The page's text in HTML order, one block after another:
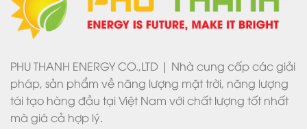
PHU THANH ENERGY CO.,LTD | Nhà cung cấp các giải
pháp, sản phẩm về năng lượng mặt trời, năng lượng
tái tạo hàng đầu tại Việt Nam với chất lượng tốt nhất
mà giá cả hợp lý.